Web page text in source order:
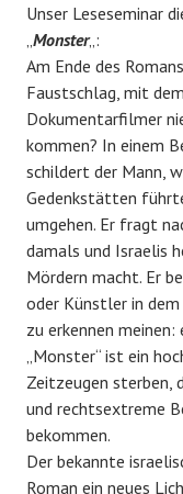
Unser Leseseminar
Monster„:
Am Ende des
Faustschlag, mit
Dokumentarfilmer
kommen? In einem
schildert der Mann,
Gedenkstätten
umgehen. Er fragt
damals und Israelis
Mördern macht. Er
oder Künstler in
zu erkennen
„Monster“ ist ein
Zeitzeugen sterben,
und rechtsextreme
bekommen.
Der bekannte
Roman ein neues